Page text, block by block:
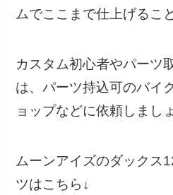
ムでここまで仕上げるこ
カスタム初心者やパーツ
は、パーツ持込可のバイ
ョップなどに依頼しまし
ムーンアイズのダックス
ツはこちら↓